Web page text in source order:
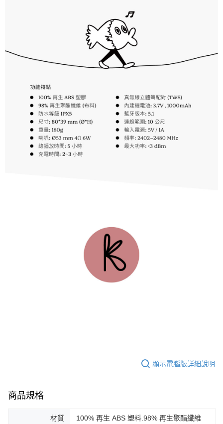
顯示電腦版詳細說明
商品規格
材質
100% 再生 ABS 塑料.98% 再生聚酯纖維